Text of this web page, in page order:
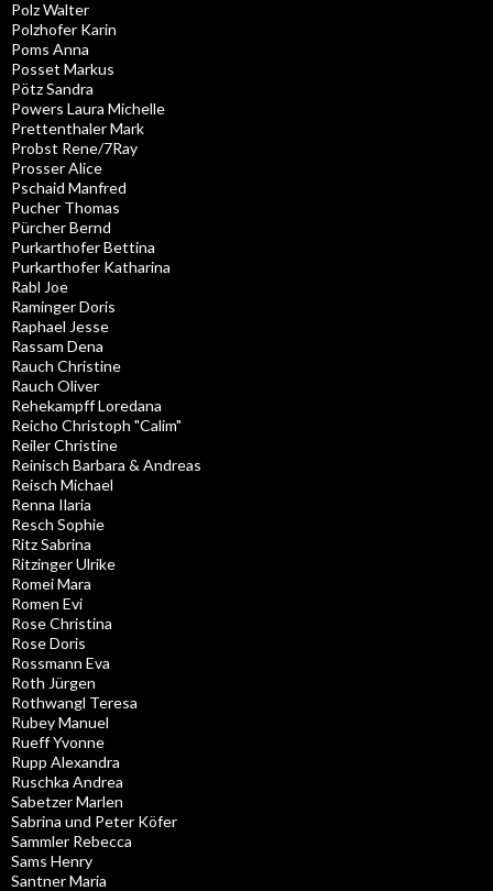
Polz Walter
Polzhofer Karin
Poms Anna
Posset Markus
Pötz Sandra
Powers Laura Michelle
Prettenthaler Mark
Probst Rene/7Ray
Prosser Alice
Pschaid Manfred
Pucher Thomas
Pürcher Bernd
Purkarthofer Bettina
Purkarthofer Katharina
Rabl Joe
Raminger Doris
Raphael Jesse
Rassam Dena
Rauch Christine
Rauch Oliver
Rehekampff Loredana
Reicho Christoph "Calim"
Reiler Christine
Reinisch Barbara & Andreas
Reisch Michael
Renna Ilaria
Resch Sophie
Ritz Sabrina
Ritzinger Ulrike
Romei Mara
Romen Evi
Rose Christina
Rose Doris
Rossmann Eva
Roth Jürgen
Rothwangl Teresa
Rubey Manuel
Rueff Yvonne
Rupp Alexandra
Ruschka Andrea
Sabetzer Marlen
Sabrina und Peter Köfer
Sammler Rebecca
Sams Henry
Santner Maria